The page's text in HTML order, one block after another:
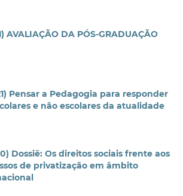
AVALIAÇÃO DA PÓS-GRADUAÇÃO
Pensar a Pedagogia para responder
e não escolares da atualidade
Dossiê: Os direitos sociais frente aos
de privatização em âmbito